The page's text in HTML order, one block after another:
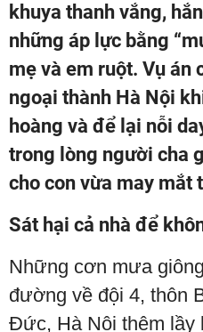
khuya thanh vắng,
những áp lực bằng
mẹ và em ruột. Vụ án
ngoại thành Hà Nội
hoàng và để lại nỗi
trong lòng người cha
cho con vừa may mắt
Sát hại cả nhà để
Những cơn mưa
đường về đội 4, thôn
Đức, Hà Nội thêm lầy